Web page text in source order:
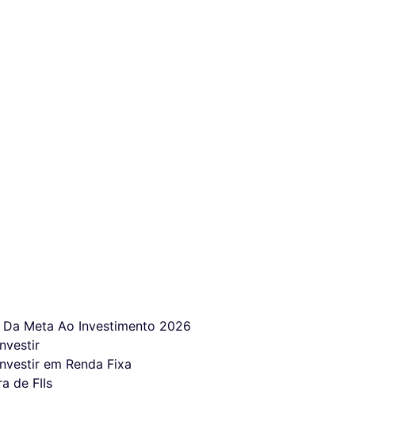
Da Meta Ao Investimento 2026
em Renda Fixa
de FIIs